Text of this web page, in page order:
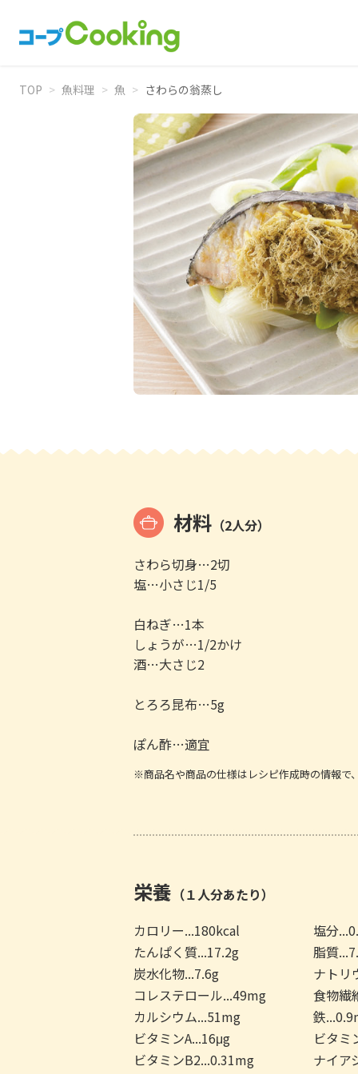
TOP > 魚料理 > 魚 > さわらの翁蒸し
材料 （2人分）
さわら切身…2切
塩…小さじ1/5
白ねぎ…1本
しょうが…1/2かけ
酒…大さじ2
とろろ昆布…5g
ぽん酢…適宜
※商品名や商品の仕様はレシピ作成時の情報で
栄養 （１人分あたり）
カロリー...180kcal
塩分
たんぱく質...17.2g
脂質
炭水化物...7.6g
ナトリ
コレステロール...49mg
食物繊
カルシウム...51mg
鉄
ビタミンA...16μg
ビタミ
ビタミンB2...0.31mg
ナイア